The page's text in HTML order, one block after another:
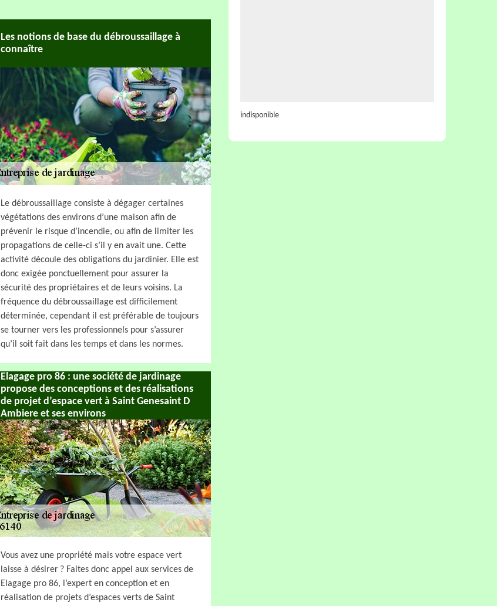
Les notions de base du débroussaillage à
connaître
Le débroussaillage consiste à dégager certaines
végétations des environs d’une maison afin de
prévenir le risque d’incendie, ou afin de limiter les
propagations de celle-ci s’il y en avait une. Cette
activité découle des obligations du jardinier. Elle est
donc exigée ponctuellement pour assurer la
sécurité des propriétaires et de leurs voisins. La
fréquence du débroussaillage est difficilement
déterminée, cependant il est préférable de toujours
se tourner vers les professionnels pour s’assurer
qu’il soit fait dans les temps et dans les normes.
Elagage pro 86 : une société de jardinage
propose des conceptions et des réalisations
de projet d’espace vert à Saint Genesaint D
Ambiere et ses environs
Vous avez une propriété mais votre espace vert
laisse à désirer ? Faites donc appel aux services de
Elagage pro 86, l’expert en conception et en
réalisation de projets d’espaces verts de Saint
indisponible